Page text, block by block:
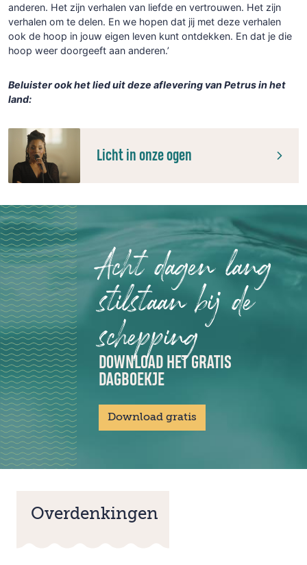
anderen. Het zijn verhalen van liefde en vertrouwen. Het zijn
verhalen om te delen. En we hopen dat jij met deze verhalen
ook de hoop in jouw eigen leven kunt ontdekken. En dat je die
hoop weer doorgeeft aan anderen.’
Beluister ook het lied uit deze aflevering van Petrus in het
land:
Licht in onze ogen
Acht dagen lang
stilstaan bij de
schepping
DOWNLOAD HET GRATIS
DAGBOEKJE
Download gratis
Overdenkingen